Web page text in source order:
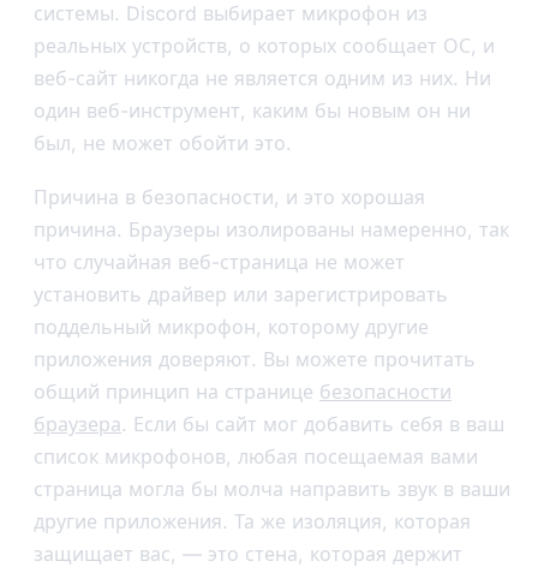
системы. Discord выбирает микрофон из
реальных устройств, о которых сообщает ОС, и
веб-сайт никогда не является одним из них. Ни
один веб-инструмент, каким бы новым он ни
был, не может обойти это.
Причина в безопасности, и это хорошая
причина. Браузеры изолированы намеренно, так
что случайная веб-страница не может
установить драйвер или зарегистрировать
поддельный микрофон, которому другие
приложения доверяют. Вы можете прочитать
общий принцип на странице безопасности
браузера. Если бы сайт мог добавить себя в ваш
список микрофонов, любая посещаемая вами
страница могла бы молча направить звук в ваши
другие приложения. Та же изоляция, которая
защищает вас, — это стена, которая держит